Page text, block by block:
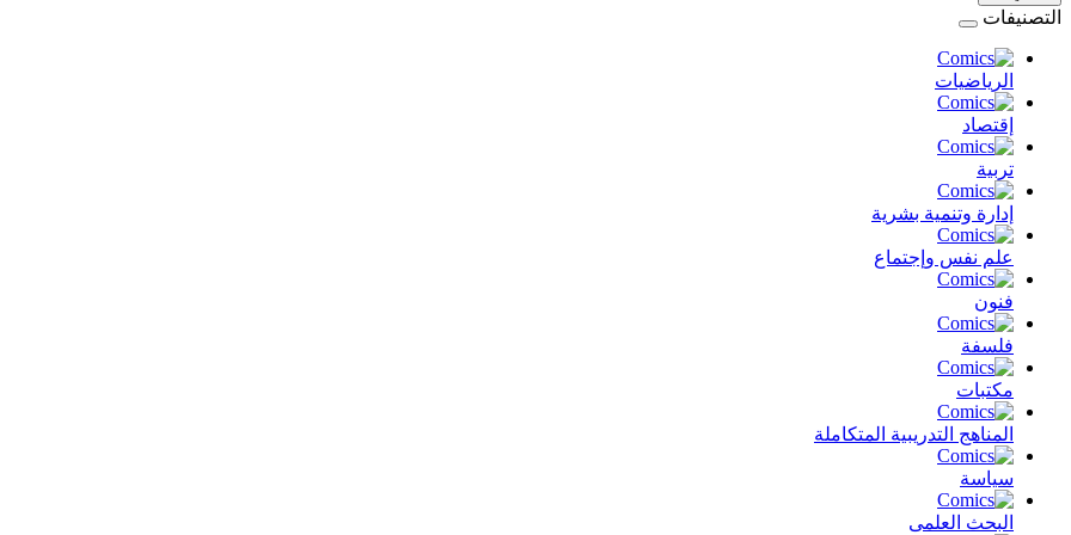
التصنيفات
الرياضيات
إقتصاد
تربية
إدارة وتنمية بشرية
علم نفس وإجتماع
فنون
فلسفة
مكتبات
المناهج التدريبية المتكاملة
سياسة
البحث العلمى